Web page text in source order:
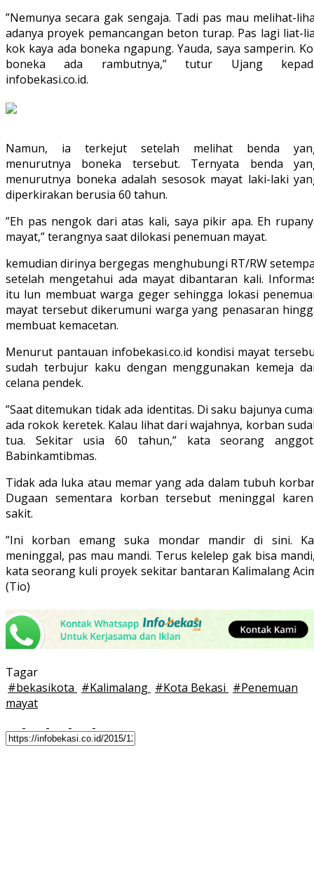
‪”Nemunya secara gak sengaja. Tadi pas mau melihat-
adanya proyek pemancangan beton turap. Pas lagi liat-
kok kaya ada boneka ngapung. Yauda, saya samperin.
boneka ada rambutnya,” tutur Ujang
infobekasi.co.id.
‪Namun, ia terkejut setelah melihat benda
menurutnya boneka tersebut. Ternyata benda
menurutnya boneka adalah sesosok mayat laki-laki
diperkirakan berusia 60 tahun.‬
‪”Eh pas nengok dari atas kali, saya pikir apa. Eh
mayat,” terangnya saat dilokasi penemuan mayat.
‪kemudian dirinya bergegas menghubungi RT/RW
setelah mengetahui ada mayat dibantaran kali.
itu lun membuat warga geger sehingga lokasi
mayat tersebut dikerumuni warga yang penasaran
membuat kemacetan.
Menurut pantauan infobekasi.co.id kondisi mayat
sudah terbujur kaku dengan menggunakan kemeja
celana pendek.
‪”Saat ditemukan tidak ada identitas. Di saku bajunya
ada rokok keretek. Kalau lihat dari wajahnya, korban
tua. Sekitar usia 60 tahun,” kata seorang
Babinkamtibmas.‬
Tidak ada luka atau memar yang ada dalam tubuh
Dugaan sementara korban tersebut meninggal
sakit.
‪”Ini korban emang suka mondar mandir di sini.
meninggal, pas mau mandi. Terus kelelep gak bisa
kata seorang kuli proyek sekitar bantaran Kalimalang
(Tio)
Tagar
#bekasikota #Kalimalang #Kota Bekasi #Penemuan
mayat